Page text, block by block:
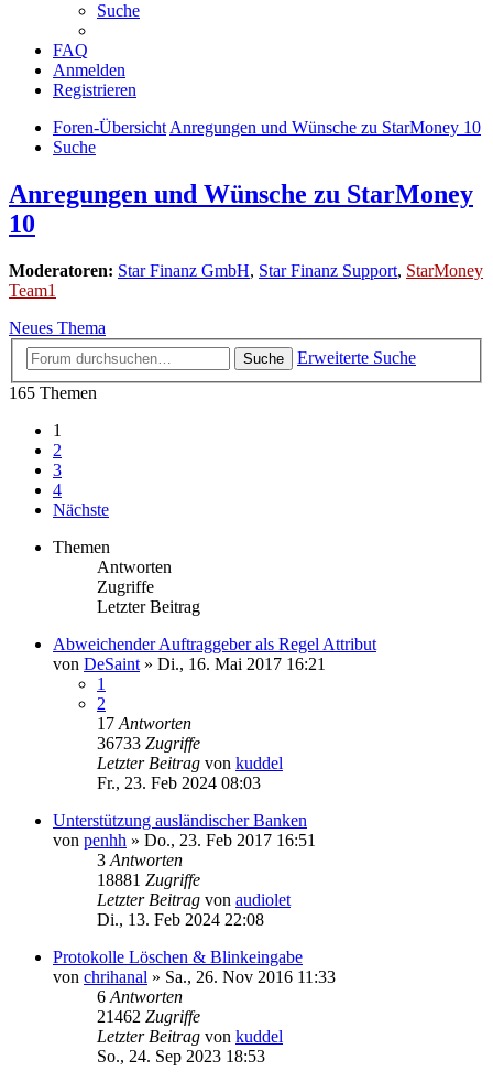
Suche
FAQ
Anmelden
Registrieren
Foren-ÜbersichtAnregungen und Wünsche zu StarMoney 10
Suche
Anregungen und Wünsche zu StarMoney
10
Moderatoren: Star Finanz GmbH, Star Finanz Support, StarMoney
Team1
Neues Thema
Suche
Erweiterte Suche
165 Themen
1
2
3
4
Nächste
Themen
Antworten
Zugriffe
Letzter Beitrag
Abweichender Auftraggeber als Regel Attribut
von DeSaint » Di., 16. Mai 2017 16:21
1
2
17 Antworten
36733 Zugriffe
Letzter Beitrag von kuddel
Fr., 23. Feb 2024 08:03
Unterstützung ausländischer Banken
von penhh » Do., 23. Feb 2017 16:51
3 Antworten
18881 Zugriffe
Letzter Beitrag von audiolet
Di., 13. Feb 2024 22:08
Protokolle Löschen & Blinkeingabe
von chrihanal » Sa., 26. Nov 2016 11:33
6 Antworten
21462 Zugriffe
Letzter Beitrag von kuddel
So., 24. Sep 2023 18:53